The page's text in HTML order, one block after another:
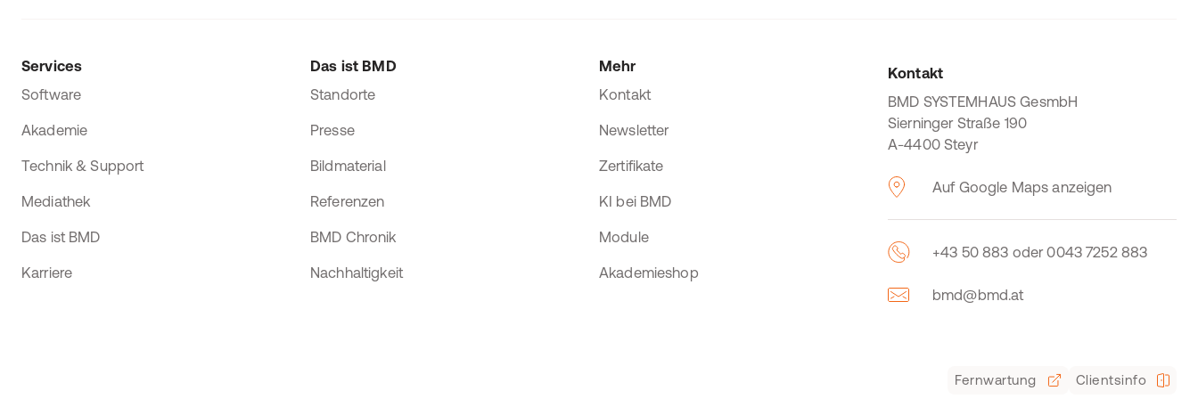
Services
Software
Akademie
Technik & Support
Mediathek
Das ist BMD
Karriere
Das ist BMD
Standorte
Presse
Bildmaterial
Referenzen
BMD Chronik
Nachhaltigkeit
Mehr
Kontakt
Newsletter
Zertifikate
KI bei BMD
Module
Akademieshop
Kontakt
BMD SYSTEMHAUS GesmbH
Sierninger Straße 190
A-4400 Steyr
Auf Google Maps anzeigen
+43 50 883 oder 0043 7252 883
bmd@bmd.at
Fernwartung Clientsinfo